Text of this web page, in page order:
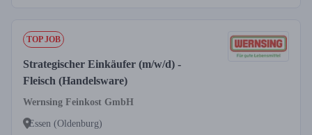
TOP JOB
Strategischer Einkäufer (m/w/d) -
Fleisch (Handelsware)
Wernsing Feinkost GmbH
Essen (Oldenburg)